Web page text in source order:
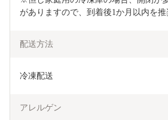
がありますので、到着後1か月以内を推
配送方法
冷凍配送
アレルゲン